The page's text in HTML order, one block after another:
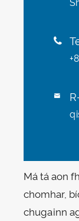


Má tá aon
chomhar,
chugainn